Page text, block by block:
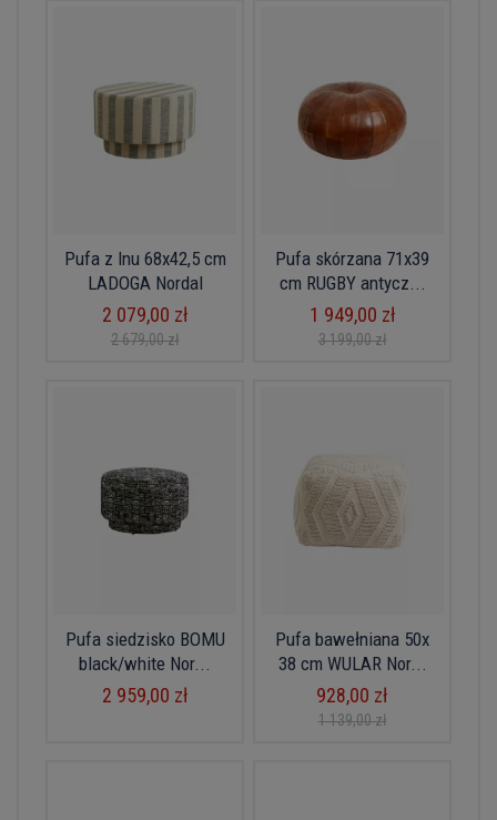
Pufa z lnu 68x42,5 cm
LADOGA Nordal
2 079,00 zł
2 679,00 zł
Pufa skórzana 71x39
cm RUGBY antycz...
1 949,00 zł
3 199,00 zł
Pufa siedzisko BOMU
black/white Nor...
2 959,00 zł
Pufa bawełniana 50x
38 cm WULAR Nor...
928,00 zł
1 139,00 zł